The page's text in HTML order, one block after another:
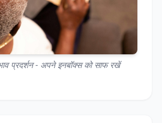
प्रदर्शन - अपने इनबॉक्स को साफ रखें